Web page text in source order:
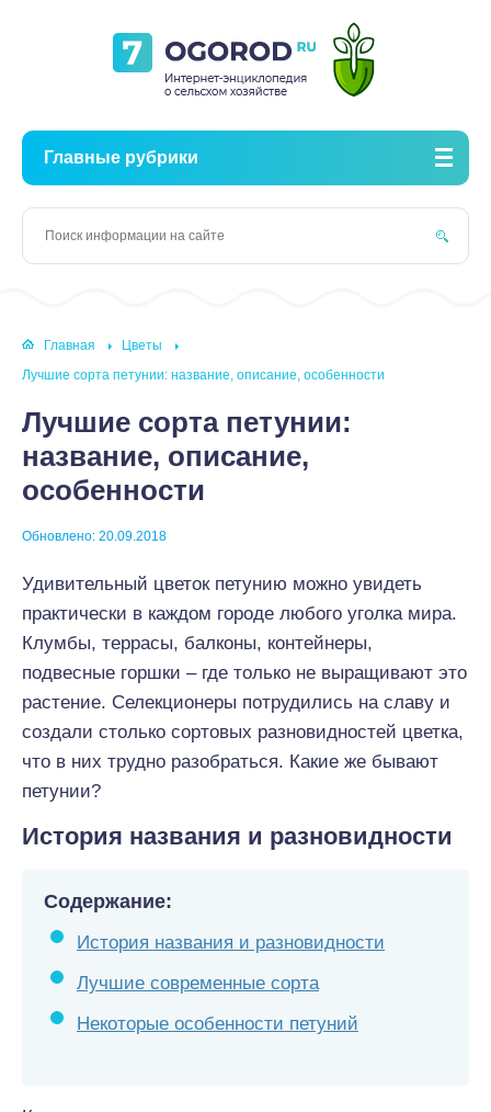
Главные рубрики
Главная
Цветы
Лучшие сорта петунии: название, описание, особенности
Лучшие сорта петунии:
название, описание,
особенности
Обновлено: 20.09.2018
Удивительный цветок петунию можно увидеть
практически в каждом городе любого уголка мира.
Клумбы, террасы, балконы, контейнеры,
подвесные горшки – где только не выращивают это
растение. Селекционеры потрудились на славу и
создали столько сортовых разновидностей цветка,
что в них трудно разобраться. Какие же бывают
петунии?
История названия и разновидности
Содержание:
История названия и разновидности
Лучшие современные сорта
Некоторые особенности петуний